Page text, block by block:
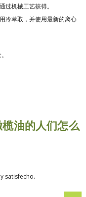
过机械工艺获得。
冷萃取，并使用最新的离心
油的人们怎么
satisfecho.